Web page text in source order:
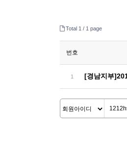
Total 1 / 1 page
번호
1 [경남지부